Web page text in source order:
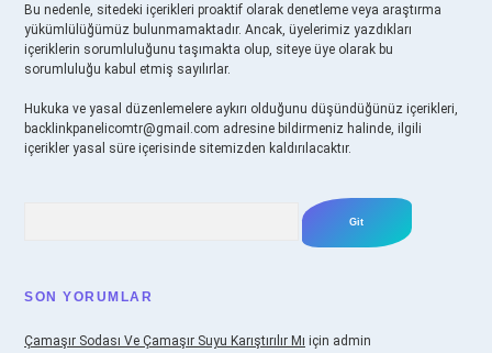
Bu nedenle, sitedeki içerikleri proaktif olarak denetleme veya araştırma
yükümlülüğümüz bulunmamaktadır. Ancak, üyelerimiz yazdıkları
içeriklerin sorumluluğunu taşımakta olup, siteye üye olarak bu
sorumluluğu kabul etmiş sayılırlar.
Hukuka ve yasal düzenlemelere aykırı olduğunu düşündüğünüz içerikleri,
backlinkpanelicomtr@gmail.com adresine bildirmeniz halinde, ilgili
içerikler yasal süre içerisinde sitemizden kaldırılacaktır.
SON YORUMLAR
Çamaşır Sodası Ve Çamaşır Suyu Karıştırılır Mı için admin